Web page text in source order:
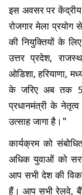
इस अवसर पर केंद्रीय
रोजगार मेला प्रयोग
की नियुक्तियों के
उत्तर प्रदेश,
ओडिशा, हरियाणा,
के जरिए अब तक
प्रधानमंत्री के
उत्साह जागा है।"
कार्यक्रम को
अधिक युवाओं को
आप सभी देश की
हैं। आप सभी रेलवे,